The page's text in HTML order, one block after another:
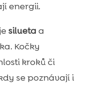
energii.
silueta a
Kočky
kroků či
se poznávají i